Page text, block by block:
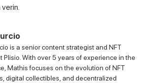
verin.
is a senior content strategist and NFT
Plisio. With over 5 years of experience in the
Mathis focuses on the evolution of NFT
digital collectibles, and decentralized